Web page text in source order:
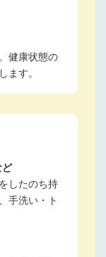
健康状態の
ます。
ど
したのち持
手洗い・ト